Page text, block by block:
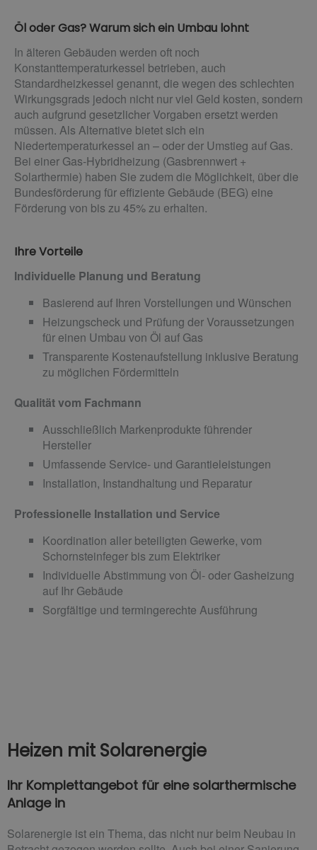
Öl oder Gas? Warum sich ein Umbau lohnt
In älteren Gebäuden werden oft noch
Konstanttemperaturkessel betrieben, auch
Standardheizkessel genannt, die wegen des schlechten
Wirkungsgrads jedoch nicht nur viel Geld kosten, sondern
auch aufgrund gesetzlicher Vorgaben ersetzt werden
müssen. Als Alternative bietet sich ein
Niedertemperaturkessel an – oder der Umstieg auf Gas.
Bei einer Gas-Hybridheizung (Gasbrennwert +
Solarthermie) haben Sie zudem die Möglichkeit, über die
Bundesförderung für effiziente Gebäude (BEG) eine
Förderung von bis zu 45% zu erhalten.
Ihre Vorteile
Individuelle Planung und Beratung
Basierend auf Ihren Vorstellungen und Wünschen
Heizungscheck und Prüfung der Voraussetzungen
für einen Umbau von Öl auf Gas
Transparente Kostenaufstellung inklusive Beratung
zu möglichen Fördermitteln
Qualität vom Fachmann
Ausschließlich Markenprodukte führender
Hersteller
Umfassende Service- und Garantieleistungen
Installation, Instandhaltung und Reparatur
Professionelle Installation und Service
Koordination aller beteiligten Gewerke, vom
Schornsteinfeger bis zum Elektriker
Individuelle Abstimmung von Öl- oder Gasheizung
auf Ihr Gebäude
Sorgfältige und termingerechte Ausführung
Heizen mit Solarenergie
Ihr Komplettangebot für eine solarthermische
Anlage in
Solarenergie ist ein Thema, das nicht nur beim Neubau in